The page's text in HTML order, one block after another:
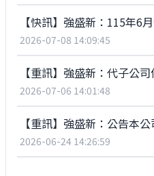
2026-07-08 14:09:45
【重訊】強盛新：代子公
2026-07-06 14:01:48
2026-06-24 14:26:59